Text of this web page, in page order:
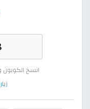
انسخ الكوبون